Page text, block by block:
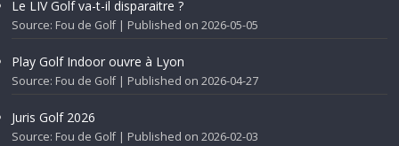
Le LIV Golf va-t-il disparaitre ?
Source: Fou de Golf Published on 2026-05-05
Play Golf Indoor ouvre à Lyon
Source: Fou de Golf Published on 2026-04-27
Juris Golf 2026
Source: Fou de Golf Published on 2026-02-03